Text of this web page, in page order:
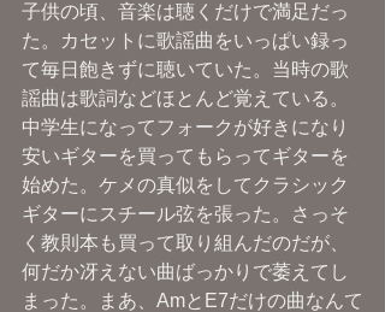
子供の頃、音楽は聴くだけで満足だっ
た。カセットに歌謡曲をいっぱい録っ
て毎日飽きずに聴いていた。当時の歌
謡曲は歌詞などほとんど覚えている。
中学生になってフォークが好きになり
安いギターを買ってもらってギターを
始めた。ケメの真似をしてクラシック
ギターにスチール弦を張った。さっそ
く教則本も買って取り組んだのだが、
何だか冴えない曲ばっかりで萎えてし
まった。まあ、AmとE7だけの曲なんて